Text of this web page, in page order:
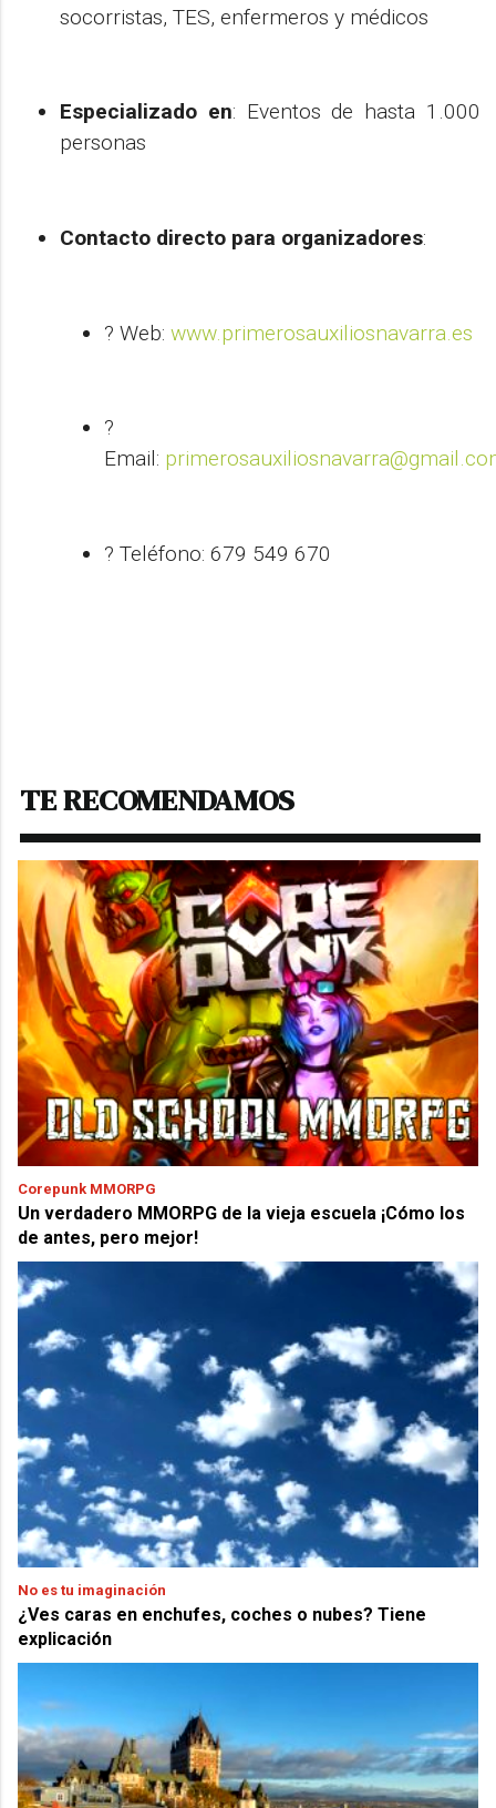
socorristas, TES, enfermeros y médicos
Especializado en: Eventos de hasta 1.000
personas
Contacto directo para organizadores:
? Web:www.primerosauxiliosnavarra.es
?
Email:
? Teléfono: 679 549 670
TE RECOMENDAMOS
Corepunk MMORPG
Un verdadero MMORPG de la vieja escuela ¡Cómo los
de antes, pero mejor!
No es tu imaginación
¿Ves caras en enchufes, coches o nubes? Tiene
explicación